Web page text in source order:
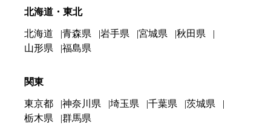
北海道・東北
北海道 青森県 岩手県 宮城県
秋田県
山形県
福島県
関東
東京都 神奈川県 埼玉県 千葉県
茨城県
栃木県
群馬県